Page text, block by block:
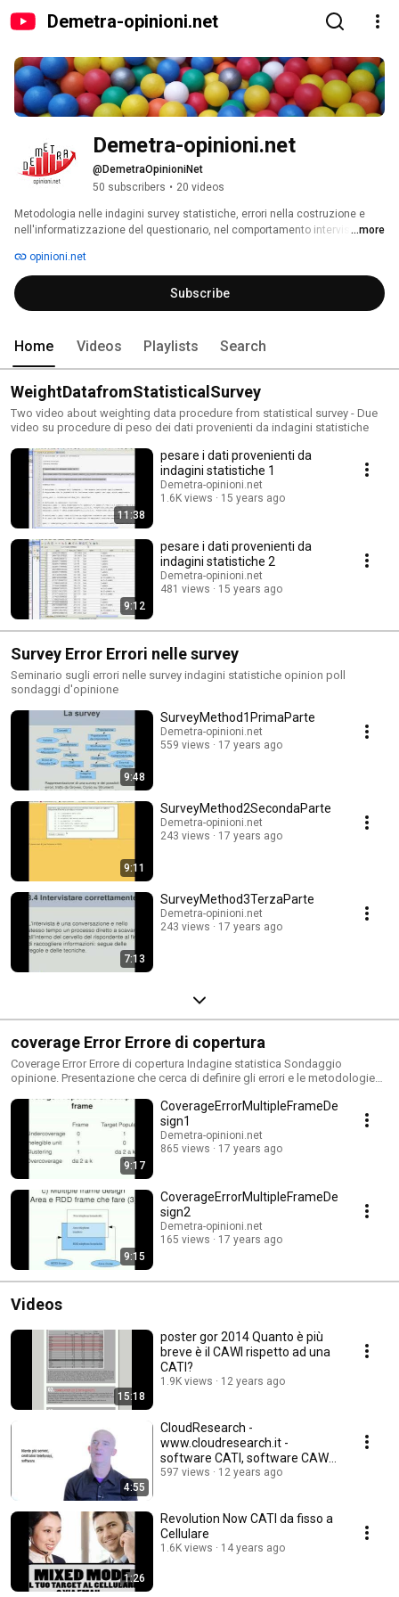
Demetra-opinioni.net
Demetra-opinioni.net
@DemetraOpinioniNet
50 subscribers • 20 videos
Metodologia nelle indagini survey statistiche, errori nella costruzione e
nell'informatizzazione del questionario, nel comportamento intervistatori,
...more
opinioni.net
Subscribe
Home Videos Playlists Search
WeightDatafromStatisticalSurvey
Two video about weighting data procedure from statistical survey - Due
video su procedure di peso dei dati provenienti da indagini statistiche
11:38
pesare i dati provenienti da
indagini statistiche 1
Demetra-opinioni.net
1.6K views
15 years ago
9:12
pesare i dati provenienti da
indagini statistiche 2
Demetra-opinioni.net
481 views
15 years ago
Survey Error Errori nelle survey
Seminario sugli errori nelle survey indagini statistiche opinion poll
sondaggi d'opinione
9:48
SurveyMethod1PrimaParte
Demetra-opinioni.net
559 views
17 years ago
9:11
SurveyMethod2SecondaParte
Demetra-opinioni.net
243 views
17 years ago
7:13
SurveyMethod3TerzaParte
Demetra-opinioni.net
243 views
17 years ago
coverage Error Errore di copertura
Coverage Error Errore di copertura Indagine statistica Sondaggio
opinione. Presentazione che cerca di definire gli errori e le metodologie
necessari approfondimenti fornisce la base per introdurre frame multipli
(telefonia fissa e cellulare ad esempio)
9:17
CoverageErrorMultipleFrameDe
sign1
Demetra-opinioni.net
865 views
17 years ago
9:15
CoverageErrorMultipleFrameDe
sign2
Demetra-opinioni.net
165 views
17 years ago
Videos
15:18
poster gor 2014 Quanto è più
breve è il CAWI rispetto ad una
CATI?
1.9K views 12 years ago
4:55
CloudResearch -
www.cloudresearch.it -
software CATI, software CAWI,
software CAMI, software MAWI
597 views 12 years ago
1:26
Revolution Now CATI da fisso a
Cellulare
1.6K views 14 years ago